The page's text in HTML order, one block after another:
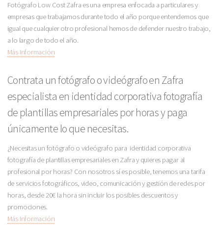
Fotógrafo Low Cost Zafra es una empresa enfocada a particulares y
empresas que trabajamos durante todo el año porque entendemos que
igual que cualquier otro profesional hemos de defender nuestro trabajo,
a lo largo de todo el año.
Más Información
Contrata un fotógrafo o videógrafo en Zafra
especialista en identidad corporativa fotografía
de plantillas empresariales por horas y paga
únicamente lo que necesitas.
¿Necesitas un fotógrafo o videógrafo para identidad corporativa
fotografía de plantillas empresariales en Zafra y quieres pagar al
profesional por horas? Con nosotros sí es posible, tenemos una tarifa
de servicios fotográficos, video, comunicación y gestión de redes por
horas, desde 20€ la hora sin incluir los posibles descuentos y
promociones.
Más Información